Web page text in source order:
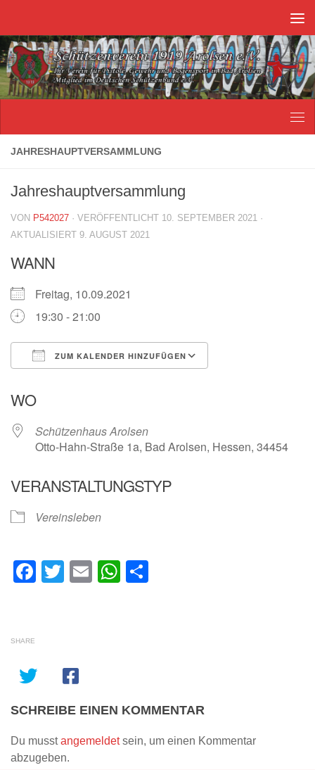
JAHRESHAUPTVERSAMMLUNG
Jahreshauptversammlung
VON P542027 · VERÖFFENTLICHT 10. SEPTEMBER 2021 ·
AKTUALISIERT 9. AUGUST 2021
WANN
Freitag, 10.09.2021
19:30 - 21:00
ZUM KALENDER HINZUFÜGEN
WO
Schützenhaus Arolsen
Otto-Hahn-Straße 1a, Bad Arolsen, Hessen, 34454
VERANSTALTUNGSTYP
Vereinsleben
Facebook
Twitter
EmailWhatsApp
SHARE
SCHREIBE EINEN KOMMENTAR
Du musstangemeldetsein, um einen Kommentar
abzugeben.